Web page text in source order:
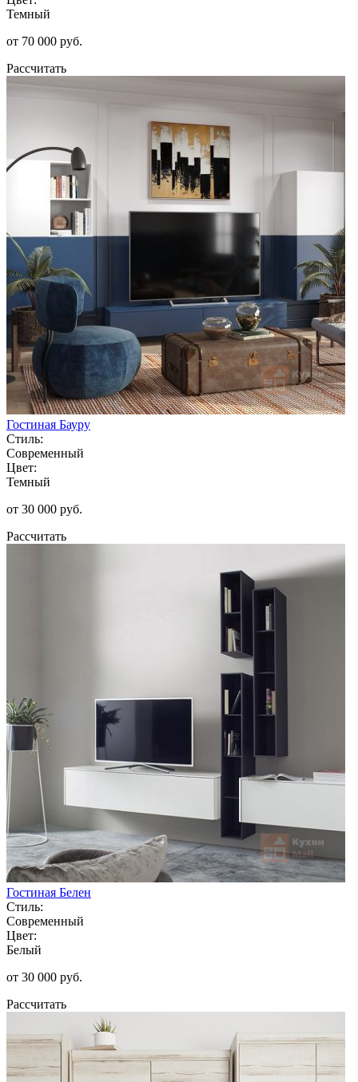
Темный
от 70 000 руб.
Рассчитать
Гостиная Бауру
Стиль:
Современный
Цвет:
Темный
от 30 000 руб.
Рассчитать
Гостиная Белен
Стиль:
Современный
Цвет:
Белый
от 30 000 руб.
Рассчитать